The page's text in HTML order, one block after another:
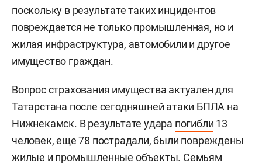
поскольку в результате таких инцидентов
повреждается не только промышленная, но и
жилая инфраструктура, автомобили и другое
имущество граждан.
Вопрос страхования имущества актуален для
Татарстана после сегодняшней атаки БПЛА на
Нижнекамск. В результате удара погибли 13
человек, еще 78 пострадали, были повреждены
жилые и промышленные объекты. Семьям